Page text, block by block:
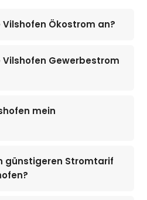
Ökostrom an?
Gewerbestrom
mein
günstigeren Stromtarif